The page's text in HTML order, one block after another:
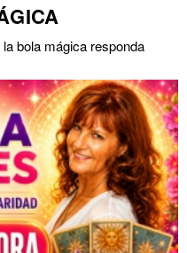
bola mágica responda